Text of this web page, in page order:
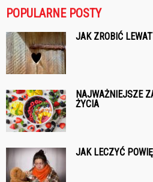
POPULARNE POSTY
JAK ZROBIĆ
NAJWAŻNIEJSZE
ŻYCIA
JAK LECZYĆ